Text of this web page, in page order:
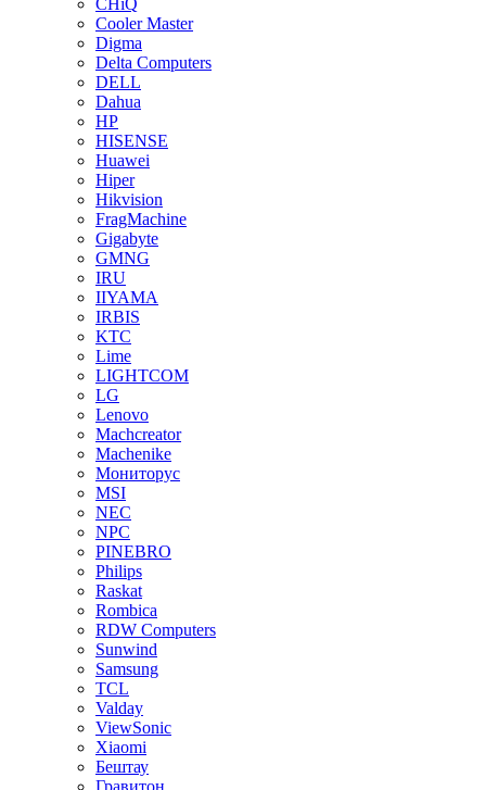
CHiQ
Cooler Master
Digma
Delta Computers
DELL
Dahua
HP
HISENSE
Huawei
Hiper
Hikvision
FragMachine
Gigabyte
GMNG
IRU
IIYAMA
IRBIS
KTC
Lime
LIGHTCOM
LG
Lenovo
Machcreator
Machenike
Мониторус
MSI
NEC
NPC
PINEBRO
Philips
Raskat
Rombica
RDW Computers
Sunwind
Samsung
TCL
Valday
ViewSonic
Xiaomi
Бештау